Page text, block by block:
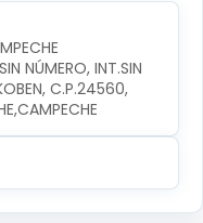
NÚMERO, INT.SIN
C.P.24560,